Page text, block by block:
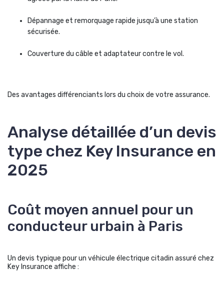
Dépannage et remorquage rapide jusqu’à une station
sécurisée.
Couverture du câble et adaptateur contre le vol.
Des avantages différenciants lors du choix de votre assurance.
Analyse détaillée d’un devis
type chez Key Insurance en
2025
Coût moyen annuel pour un
conducteur urbain à Paris
Un devis typique pour un véhicule électrique citadin assuré chez
Key Insurance affiche :